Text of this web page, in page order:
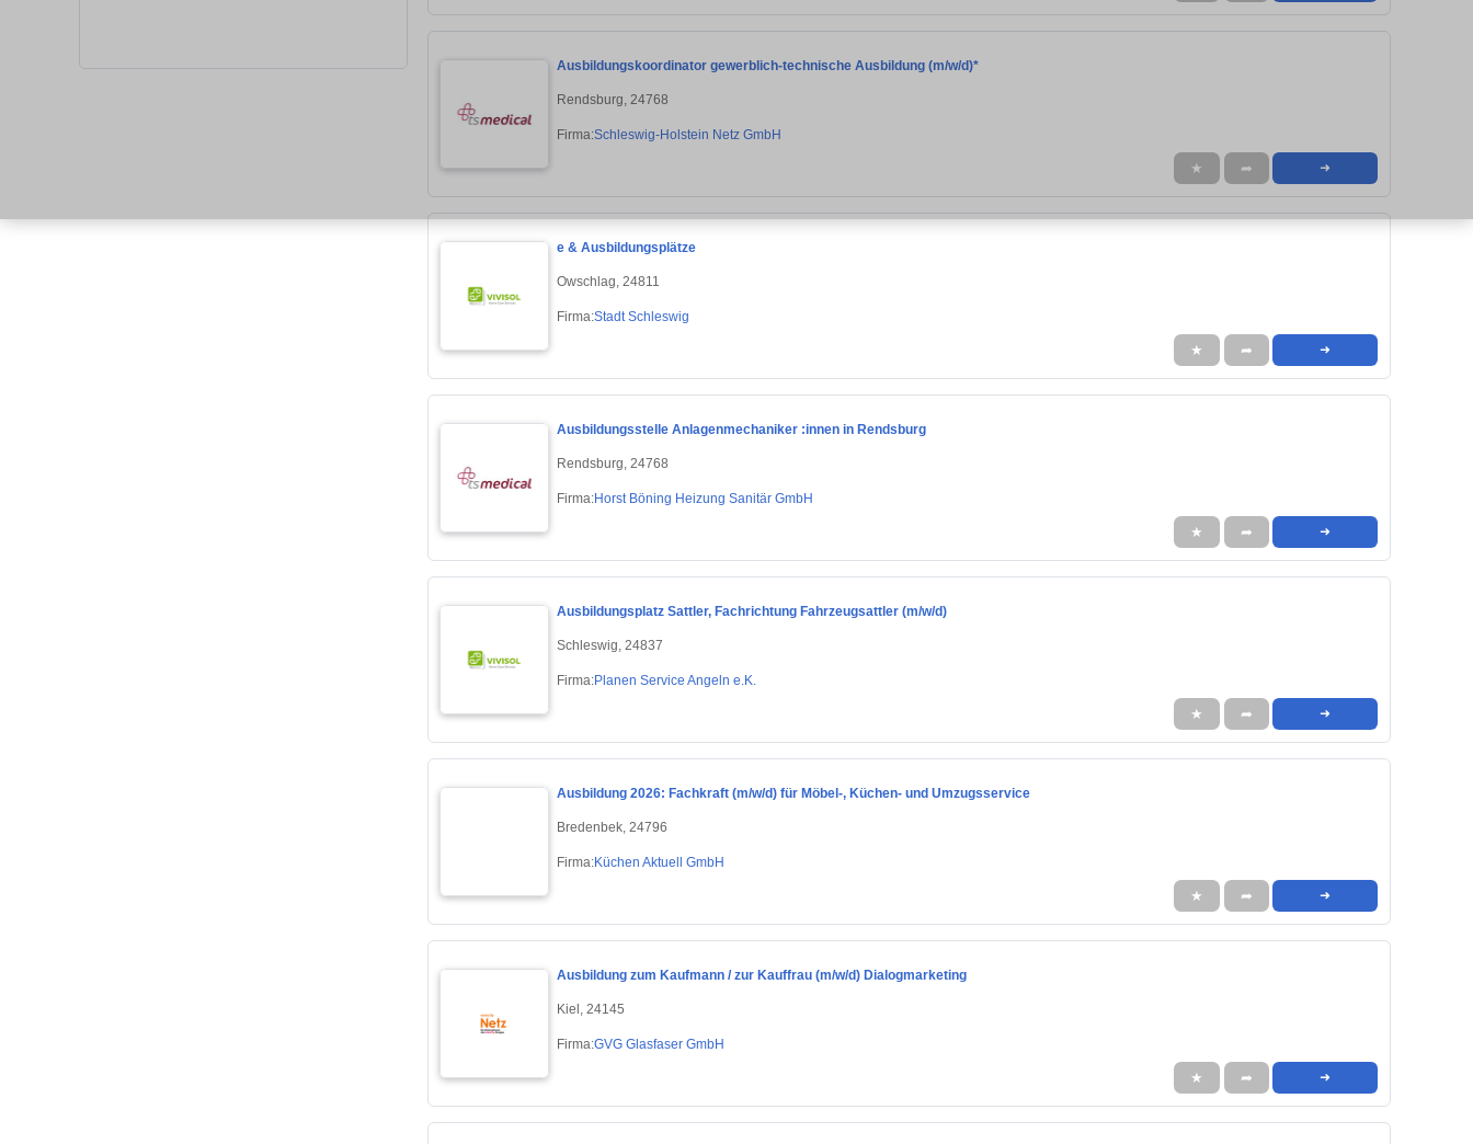
Ausbildungskoordinator gewerblich-technische Ausbildung (m/w/d)*
Rendsburg, 24768
Firma:Schleswig-Holstein Netz GmbH
★ ➦ ➜
e & Ausbildungsplätze
Owschlag, 24811
Firma:Stadt Schleswig
★ ➦ ➜
Ausbildungsstelle Anlagenmechaniker :innen in Rendsburg
Rendsburg, 24768
Firma:Horst Böning Heizung Sanitär GmbH
★ ➦ ➜
Ausbildungsplatz Sattler, Fachrichtung Fahrzeugsattler (m/w/d)
Schleswig, 24837
Firma:Planen Service Angeln e.K.
★ ➦ ➜
Ausbildung 2026: Fachkraft (m/w/d) für Möbel-, Küchen- und Umzugsservice
Bredenbek, 24796
Firma:Küchen Aktuell GmbH
★ ➦ ➜
Ausbildung zum Kaufmann / zur Kauffrau (m/w/d) Dialogmarketing
Kiel, 24145
Firma:GVG Glasfaser GmbH
★ ➦ ➜